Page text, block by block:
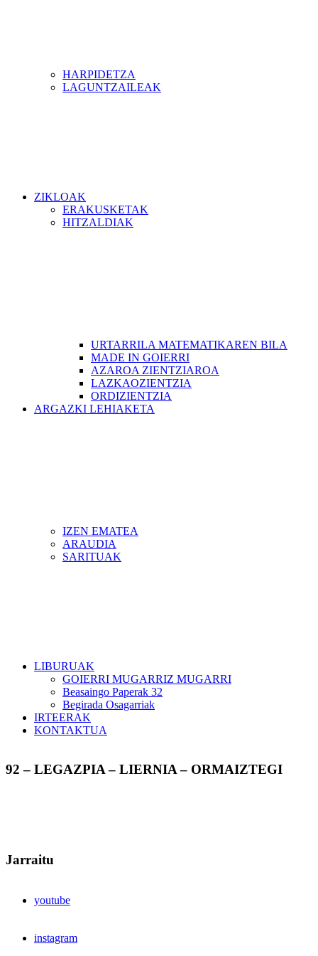
HARPIDETZA
LAGUNTZAILEAK
ZIKLOAK
ERAKUSKETAK
HITZALDIAK
URTARRILA MATEMATIKAREN BILA
MADE IN GOIERRI
AZAROA ZIENTZIAROA
LAZKAOZIENTZIA
ORDIZIENTZIA
ARGAZKI LEHIAKETA
IZEN EMATEA
ARAUDIA
SARITUAK
LIBURUAK
GOIERRI MUGARRIZ MUGARRI
Beasaingo Paperak 32
Begirada Osagarriak
IRTEERAK
KONTAKTUA
92 – LEGAZPIA – LIERNIA – ORMAIZTEGI
Jarraitu
youtube
instagram